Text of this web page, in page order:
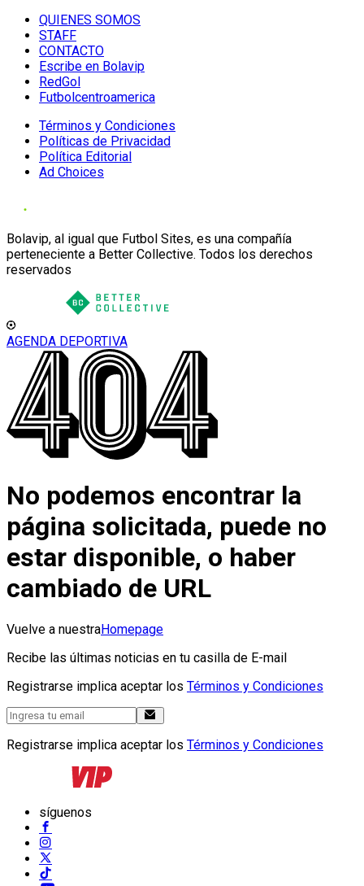
QUIENES SOMOS
STAFF
CONTACTO
Escribe en Bolavip
RedGol
Futbolcentroamerica
Términos y Condiciones
Políticas de Privacidad
Política Editorial
Ad Choices
Bolavip, al igual que Futbol Sites, es una compañía
perteneciente a Better Collective. Todos los derechos
reservados
AGENDA DEPORTIVA
No podemos encontrar la
página solicitada, puede no
estar disponible, o haber
cambiado de URL
Vuelve a nuestraHomepage
Recibe las últimas noticias en tu casilla de E-mail
Registrarse implica aceptar los Términos y Condiciones
Registrarse implica aceptar los Términos y Condiciones
síguenos